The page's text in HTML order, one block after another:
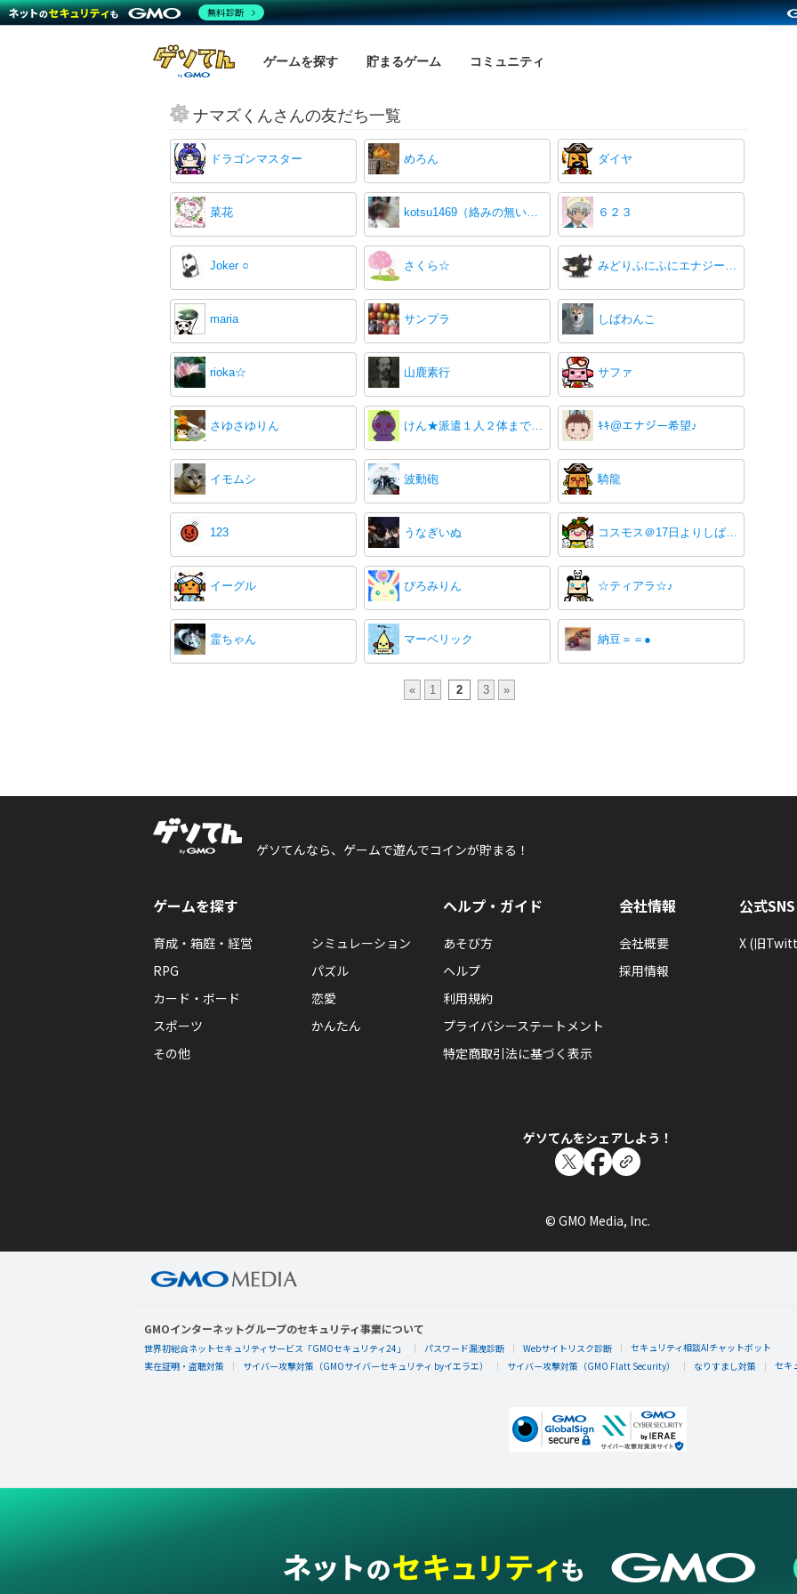
ゲームを探す 貯まるゲーム コミュニティ
ナマズくんさんの友だち一覧
ドラゴンマスター めろん ダイヤ
菜花 kotsu1469（絡みの無い方の無言申請お断り） ６２３
Joker ○ さくら☆ みどりふにふにエナジー希望♪
maria サンプラ しばわんこ
rioka☆ 山鹿素行 サファ
さゆさゆりん けん★派遣１人２体まででお願いします ｷｷ@エナジー希望♪
イモムシ 波動砲 騎龍
123 うなぎいぬ コスモス＠17日よりしばらくinできないかも～
イーグル ぴろみりん ☆ティアラ☆♪
霊ちゃん マーベリック 納豆＝＝●
« 1 2 3 »
ゲソてんなら、ゲームで遊んでコインが貯まる！
ゲームを探す
育成・箱庭・経営
シミュレーション
RPG
パズル
カード・ボード
恋愛
スポーツ
かんたん
その他
ヘルプ・ガイド
あそび方
ヘルプ
利用規約
プライバシーステートメント
特定商取引法に基づく表示
会社情報
会社概要
採用情報
公式SNS
X (旧
ゲソてんをシェアしよう！
© GMO Media, Inc.
GMOインターネットグループのセキュリティ事業について
世界初総合ネットセキュリティサービス「GMOセキュリティ24」 パスワード漏洩診断 Webサイトリスク診断
セキュリティ相談AIチャットボット
実在証明・盗聴対策
サイバー攻撃対策（GMOサイバーセキュリティ byイエラエ） サイバー攻撃対策（GMO Flatt Security） なりすまし対策 セキ
無料診断